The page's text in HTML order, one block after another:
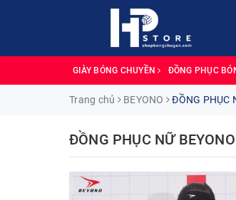
GIÀY BÓNG CHUYỀN ĐỒNG PHỤC
Trang chủ BEYONO ĐỒNG PHỤC
ĐỒNG PHỤC NỮ